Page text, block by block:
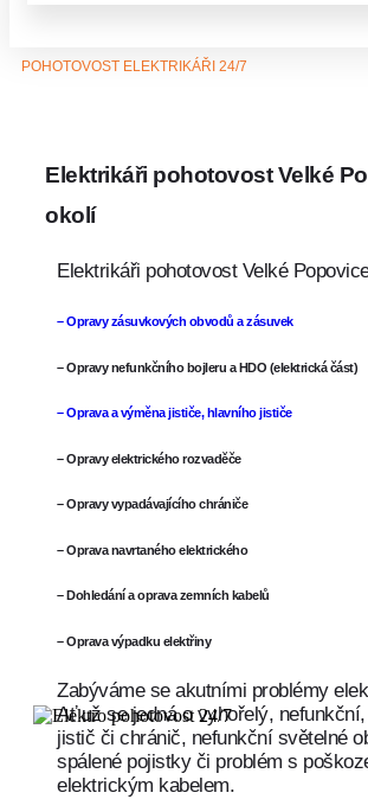
POHOTOVOST ELEKTRIKÁŘI 24/7
Elektrikáři pohotovost Velké
okolí
Elektrikáři pohotovost Velké
– Opravy zásuvkových obvodů a zásuvek
– Opravy nefunkčního bojleru a HDO (elektrická část)
– Oprava a výměna jističe, hlavního jističe
– Opravy elektrického rozvaděče
– Opravy vypadávajícího chrániče
– Oprava navrtaného elektrického
– Dohledání a oprava zemních kabelů
– Oprava výpadku elektřiny
Zabýváme se akutními problémy
Ať už se jedná o vyhořelý,
jistič či chránič, nefunkční světelné
spálené pojistky či problém s
elektrickým kabelem.